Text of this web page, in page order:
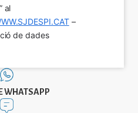
al
–
de dades
WHATSAPP